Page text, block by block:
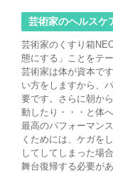
芸術家のヘルスケ
芸術家のくすり箱
態にする」ことをテ
芸術家は体が資本で
い方をしますから、
要です。さらに朝か
動したり・・・と体
最高のパフォーマン
くためには、ケガを
してしてしまった場
舞台復帰する必要があ